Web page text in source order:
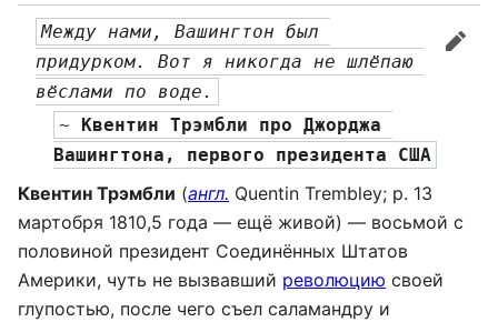
Между нами, Вашингтон был
придурком. Вот я никогда не шлёпаю
вёслами по воде.
~
Квентин Трэмбли про Джорджа
Вашингтона, первого президента США
Квентин Трэмбли (англ. Quentin Trembley; р. 13
мартобря 1810,5 года — ещё живой) — восьмой с
половиной президент Соединённых Штатов
Америки, чуть не вызвавший революцию своей
глупостью, после чего съел саламандру и